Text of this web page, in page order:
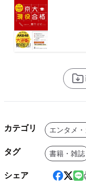
カテゴリ エンタメ
タグ 書籍・雑誌
シェア